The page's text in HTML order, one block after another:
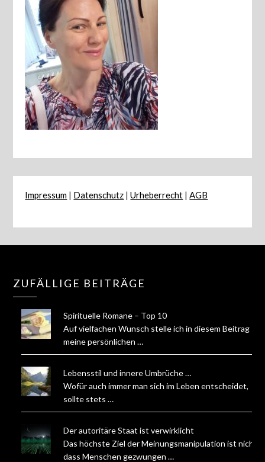
Impressum | Datenschutz |Urheberrecht |AGB
ZUFÄLLIGE BEITRÄGE
Spirituelle Romane – Top 10
Auf vielfachen Wunsch stelle ich in diesem Beitrag
meine persönlichen …
Lebensstil und innere Umbrüche …
Wofür auch immer man sich im Leben entscheidet,
sollte stets …
Der autoritäre Staat ist verwirklicht
Das höchste Ziel der Meinungsmanipulation ist nicht,
dass Menschen gezwungen …